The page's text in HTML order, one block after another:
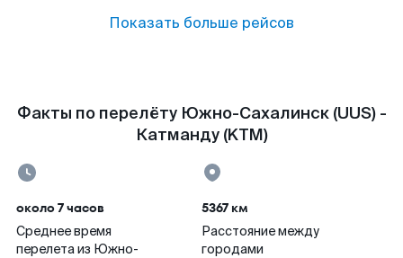
Показать больше рейсов
Факты по перелёту Южно-Сахалинск (UUS) -
Катманду (KTM)
около 7 часов
Среднее время
перелета из Южно-
5367 км
Расстояние между
городами